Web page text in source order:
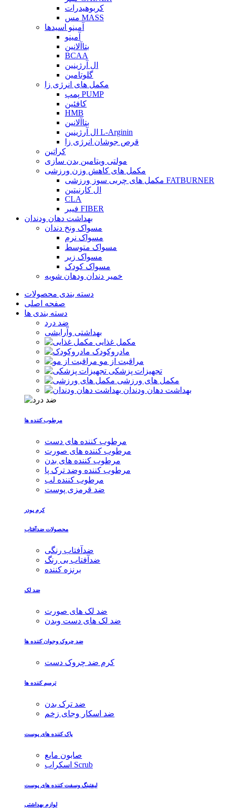
کربوهیدرات
مس MASS
آمینو اسیدها
آمینو
بتاآلانین
BCAA
ال آرژینین
گلوتامین
مکمل های انرژی زا
پمپ PUMP
کافئین
HMB
بتاآلانین
ال آرژینین L-Arginin
قرص جوشان انرژی زا
کراتین
مولتی ویتامین بدن سازی
مکمل های کاهش وزن ورزشی
مکمل های چربی سوز ورزشی FATBURNER
ال کارنیتین
CLA
فیبر FIBER
بهداشت دهان ودندان
مسواک ونخ دندان
مسواک نرم
مسواک متوسط
مسواک زبر
مسواک کودک
خمیر دندان ودهان شویه
دسته بندی محصولات
صفحه اصلی
دسته بندی ها
ضد درد
بهداشتی وآرایشی
مکمل غذایی
مادروکودک
مراقبت از مو
تجهیزات پزشکی
مکمل های ورزشی
بهداشت دهان ودندان
مرطوب کننده ها
مرطوب کننده های دست
مرطوب کننده های صورت
مرطوب کننده های بدن
مرطوب کننده وضد ترک پا
مرطوب کننده لب
ضد قرمزی پوست
کرم پودر
محصولات ضدآفتاب
ضدآفتاب رنگی
ضدآفتاب بی رنگ
برنزه کننده
ضد لک
ضد لک های صورت
ضد لک های دست وبدن
ضد چروک وجوان کننده ها
کرم ضد چروک دست
ترمیم کننده ها
ضد ترک بدن
ضد اسکار وجای زخم
پاک کننده های پوست
صابون مایع
اسکراب Scrub
لیفتینگ وسفت کننده های پوست
لوازم بهداشتی